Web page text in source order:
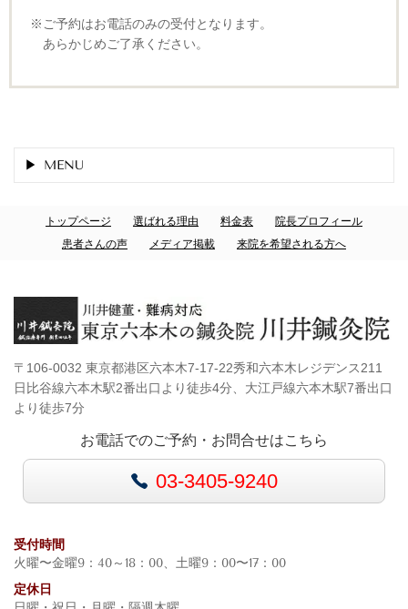
※ご予約はお電話のみの受付となります。
あらかじめご了承ください。
MENU
トップページ 選ばれる理由 料金表
院長プロフィール
患者さんの声
メディア掲載 来院を希望される方へ
〒106-0032 東京都港区六本木7-17-22秀和六本木レジデンス211
日比谷線六本木駅2番出口より徒歩4分、大江戸線六本木駅7番出口
より徒歩7分
お電話でのご予約・お問合せはこちら
03-3405-9240
受付時間
火曜〜金曜9：40～18：00、土曜9：00〜17：00
定休日